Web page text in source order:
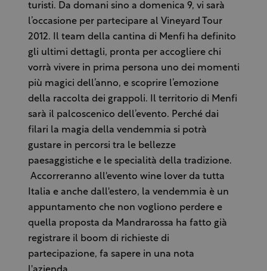
turisti. Da domani sino a domenica 9, vi sarà
l’occasione per partecipare al Vineyard Tour
2012. Il team della cantina di Menfi ha definito
gli ultimi dettagli, pronta per accogliere chi
vorrà vivere in prima persona uno dei momenti
più magici dell’anno, e scoprire l’emozione
della raccolta dei grappoli. Il territorio di Menfi
sarà il palcoscenico dell’evento. Perché dai
filari la magia della vendemmia si potrà
gustare in percorsi tra le bellezze
paesaggistiche e le specialità della tradizione.
Accorreranno all'evento wine lover da tutta
Italia e anche dall'estero, la vendemmia è un
appuntamento che non vogliono perdere e
quella proposta da Mandrarossa ha fatto già
registrare il boom di richieste di
partecipazione, fa sapere in una nota